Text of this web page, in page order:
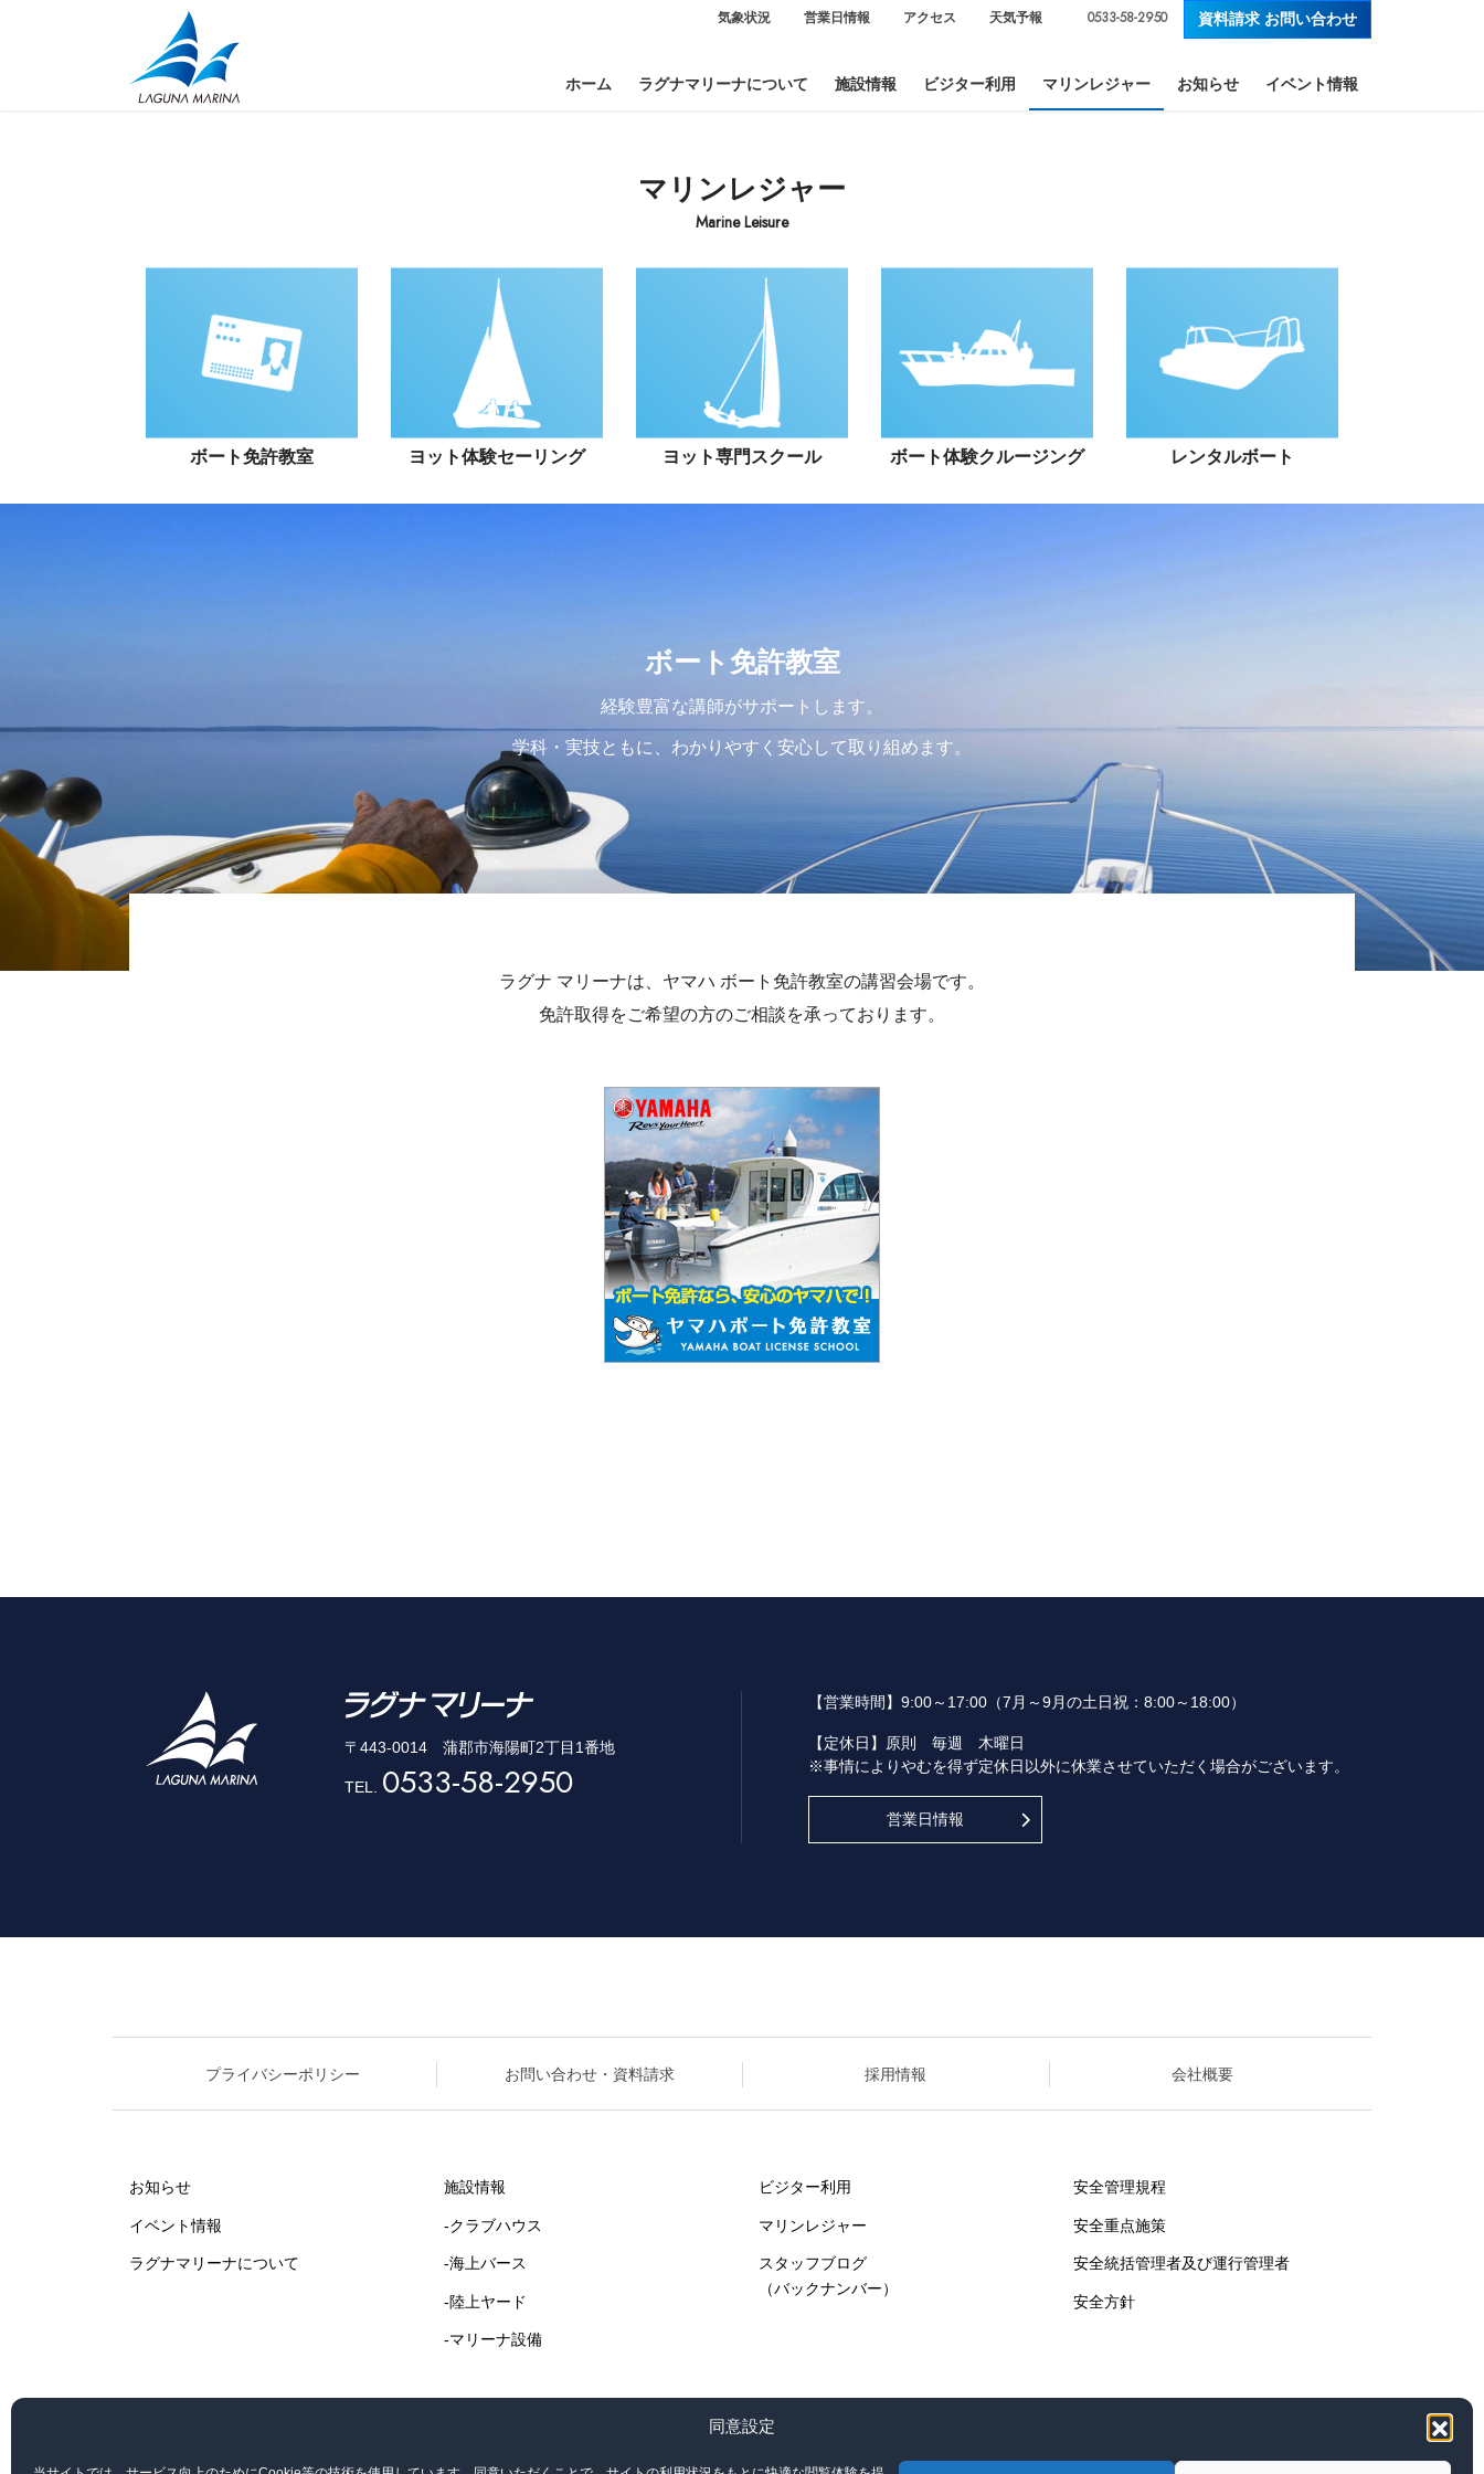
同意設定
気象状況 営業日情報 アクセス 天気予報 0533-58-2950 資料請求 お問い合わせ
ホーム ラグナマリーナについて 施設情報 ビジター利用 マリンレジャー お知らせ イベント情報
マリンレジャー
Marine Leisure
ボート免許教室 ヨット体験セーリング ヨット専門スクール ボート体験クルージング レンタルボート
ボート免許教室
経験豊富な講師がサポートします。
学科・実技ともに、わかりやすく安心して取り組めます。
ラグナ マリーナは、ヤマハ ボート免許教室の講習会場です。
免許取得をご希望の方のご相談を承っております。
〒443-0014 蒲郡市海陽町2丁目1番地
TEL. 0533-58-2950
【営業時間】 9:00～17:00（7月～9月の土日祝：8:00～18:00）
【定休日】
原則 毎週 木曜日
※事情によりやむを得ず定休日以外に休業させていただく場合がございます。
営業日情報
プライバシーポリシー お問い合わせ・資料請求 採用情報 会社概要
お知らせ
イベント情報
ラグナマリーナについて
施設情報
-クラブハウス
-海上バース
-陸上ヤード
-マリーナ設備
ビジター利用
マリンレジャー
スタッフブログ
（バックナンバー）
安全管理規程
安全重点施策
安全統括管理者及び運行管理者
安全方針